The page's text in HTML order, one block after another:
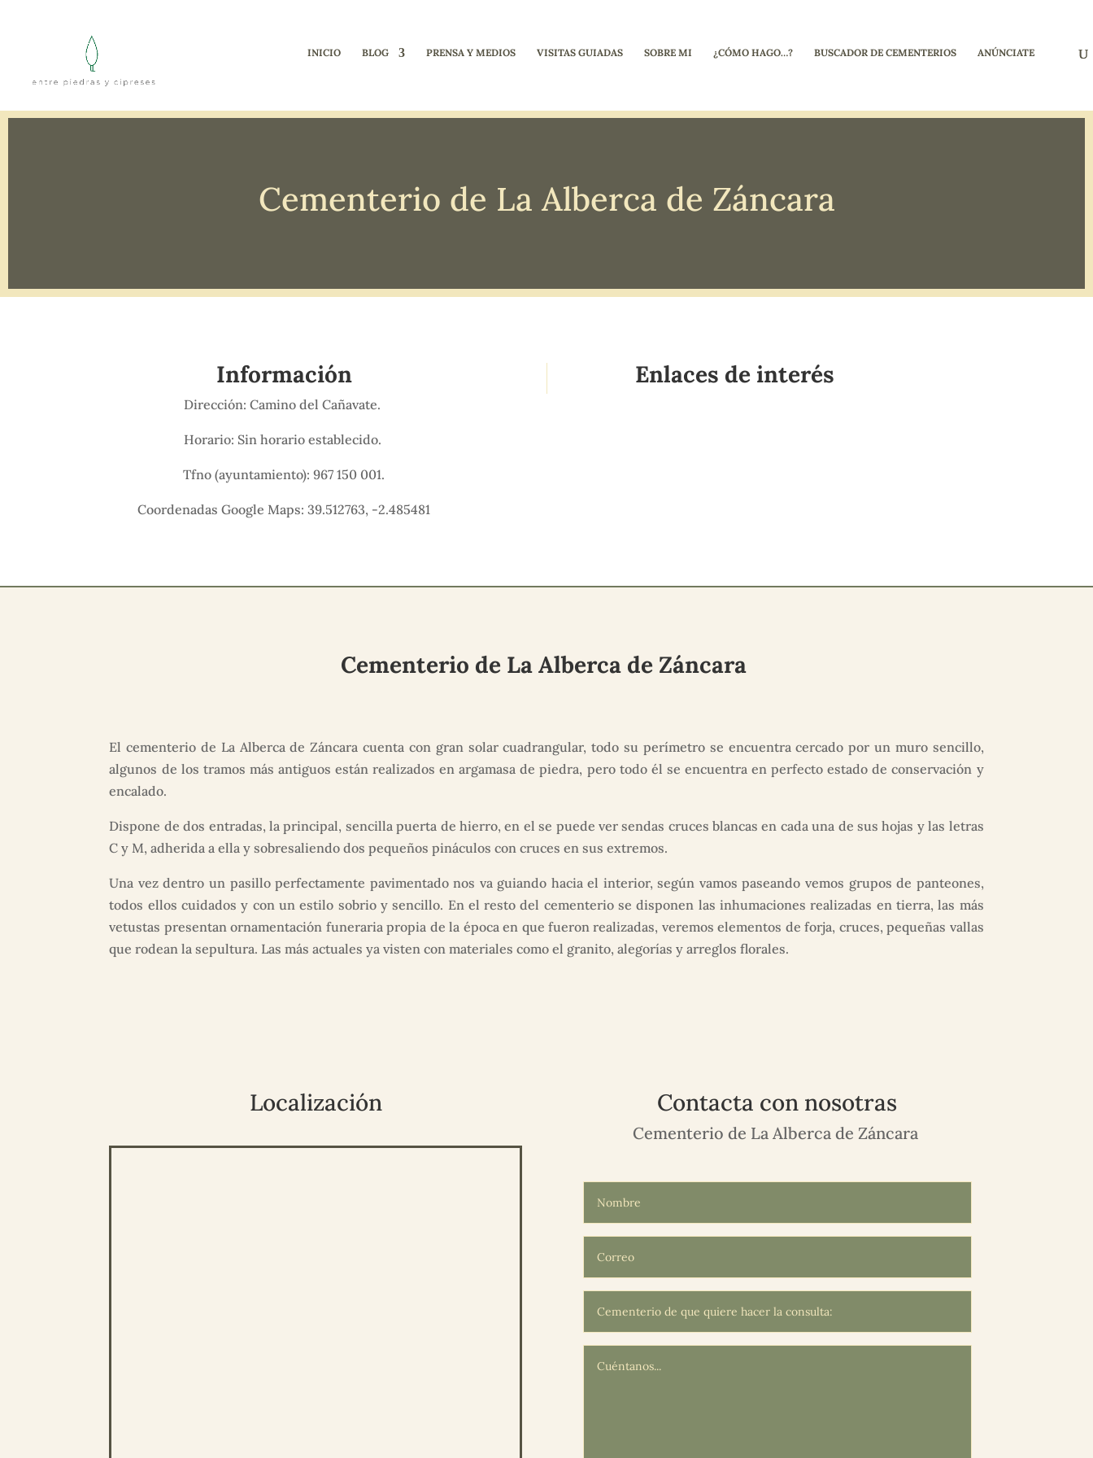
INICIO BLOG PRENSA Y MEDIOS VISITAS GUIADAS SOBRE MI ¿CÓMO HAGO…? BUSCADOR DE CEMENTERIOS ANÚNCIATE
Cementerio de La Alberca de Záncara
Información
Dirección: Camino del Cañavate.
Horario: Sin horario establecido.
Tfno (ayuntamiento): 967 150 001.
Coordenadas Google Maps: 39.512763, -2.485481
Enlaces de interés
Cementerio de La Alberca de Záncara
El cementerio de La Alberca de Záncara cuenta con gran solar cuadrangular, todo su perímetro se encuentra cercado por un muro sencillo,
algunos de los tramos más antiguos están realizados en argamasa de piedra, pero todo él se encuentra en perfecto estado de conservación y
encalado.
Dispone de dos entradas, la principal, sencilla puerta de hierro, en el se puede ver sendas cruces blancas en cada una de sus hojas y las letras
C y M, adherida a ella y sobresaliendo dos pequeños pináculos con cruces en sus extremos.
Una vez dentro un pasillo perfectamente pavimentado nos va guiando hacia el interior, según vamos paseando vemos grupos de panteones,
todos ellos cuidados y con un estilo sobrio y sencillo. En el resto del cementerio se disponen las inhumaciones realizadas en tierra, las más
vetustas presentan ornamentación funeraria propia de la época en que fueron realizadas, veremos elementos de forja, cruces, pequeñas vallas
que rodean la sepultura. Las más actuales ya visten con materiales como el granito, alegorías y arreglos florales.
Localización Contacta con nosotras
Cementerio de La Alberca de Záncara